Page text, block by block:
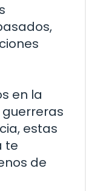
en la
estas
te
de